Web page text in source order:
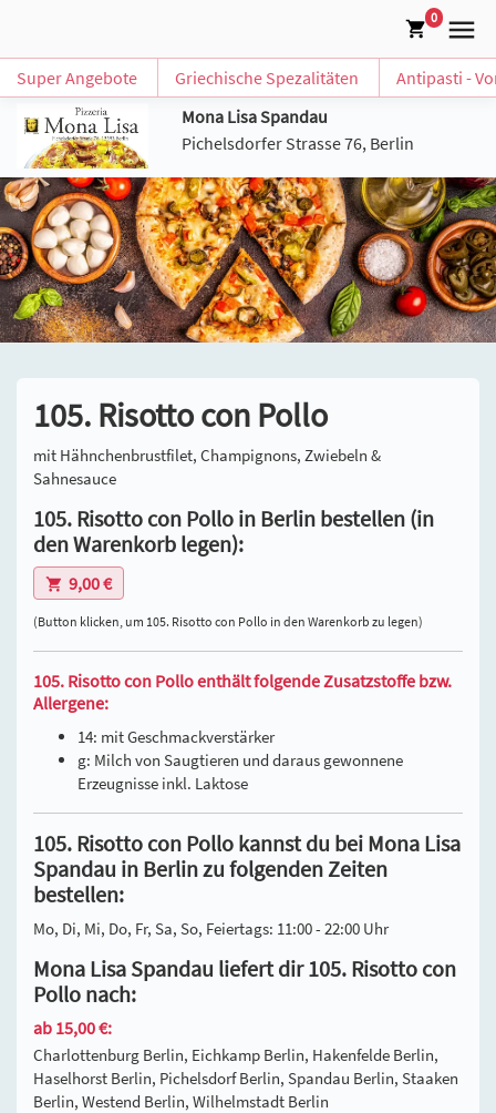
0
Super Angebote Griechische Spezalitäten
Antipasti -
Mona Lisa Spandau
Pichelsdorfer Strasse 76, Berlin
105. Risotto con Pollo
mit Hähnchenbrustfilet, Champignons, Zwiebeln &
Sahnesauce
105. Risotto con Pollo in Berlin bestellen (in
den Warenkorb legen):
9,00 €
(Button klicken, um 105. Risotto con Pollo in den Warenkorb zu legen)
105. Risotto con Pollo enthält folgende Zusatzstoffe bzw.
Allergene:
14: mit Geschmackverstärker
g: Milch von Saugtieren und daraus gewonnene
Erzeugnisse inkl. Laktose
105. Risotto con Pollo kannst du bei Mona Lisa
Spandau in Berlin zu folgenden Zeiten
bestellen:
Mo, Di, Mi, Do, Fr, Sa, So, Feiertags: 11:00 - 22:00 Uhr
Mona Lisa Spandau liefert dir 105. Risotto con
Pollo nach:
ab 15,00 €:
Charlottenburg Berlin, Eichkamp Berlin, Hakenfelde Berlin,
Haselhorst Berlin, Pichelsdorf Berlin, Spandau Berlin, Staaken
Berlin, Westend Berlin, Wilhelmstadt Berlin